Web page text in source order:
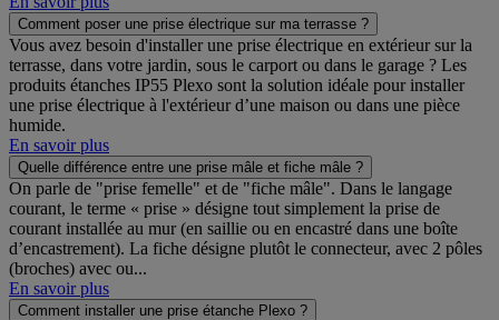
Comment poser une prise électrique sur ma terrasse ?
Vous avez besoin d'installer une prise électrique en extérieur sur la
terrasse, dans votre jardin, sous le carport ou dans le garage ? Les
produits étanches IP55 Plexo sont la solution idéale pour installer
une prise électrique à l'extérieur d’une maison ou dans une pièce
humide.
En savoir plus
Quelle différence entre une prise mâle et fiche mâle ?
On parle de "prise femelle" et de "fiche mâle". Dans le langage
courant, le terme « prise » désigne tout simplement la prise de
courant installée au mur (en saillie ou en encastré dans une boîte
d’encastrement). La fiche désigne plutôt le connecteur, avec 2 pôles
(broches) avec ou...
En savoir plus
Comment installer une prise étanche Plexo ?